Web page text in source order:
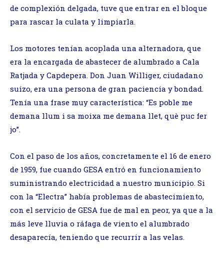
de complexión delgada, tuve que entrar en el bloque
para rascar la culata y limpiarla.
Los motores tenían acoplada una alternadora, que
era la encargada de abastecer de alumbrado a Cala
Ratjada y Capdepera. Don Juan Williger, ciudadano
suizo, era una persona de gran paciencia y bondad.
Tenía una frase muy característica: “Es poble me
demana llum i sa moixa me demana llet, què puc fer
jo”.
Con el paso de los años, concretamente el 16 de enero
de 1959, fue cuando GESA entró en funcionamiento
suministrando electricidad a nuestro municipio. Si
con la “Electra” había problemas de abastecimiento,
con el servicio de GESA fue de mal en peor, ya que a la
más leve lluvia o ráfaga de viento el alumbrado
desaparecía, teniendo que recurrir a las velas.